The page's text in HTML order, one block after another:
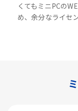
くてもミニPCの
め、余分なライセ